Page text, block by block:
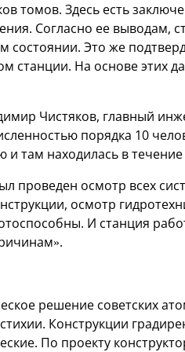
томов. Здесь есть
Согласно ее выводам,
состоянии. Это же
станции. На основе этих
Чистяков, главный
порядка 10
и там находилась в
проведен осмотр всех
осмотр
И станция
решение советских
Конструкции
По проекту